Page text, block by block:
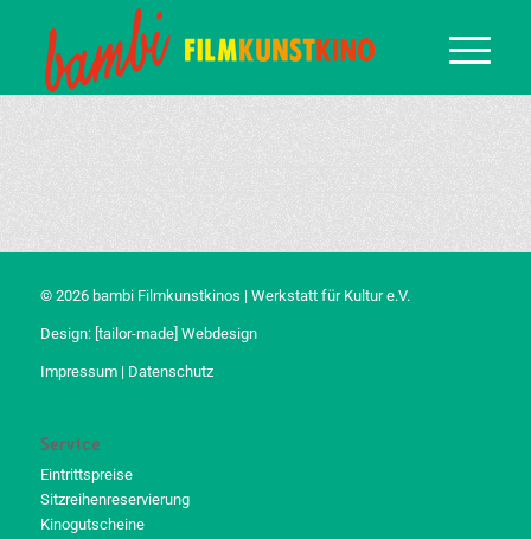
© 2026 bambi Filmkunstkinos | Werkstatt für Kultur e.V.
Design: [tailor-made] Webdesign
Impressum| Datenschutz
Service
Eintrittspreise
Sitzreihenreservierung
Kinogutscheine